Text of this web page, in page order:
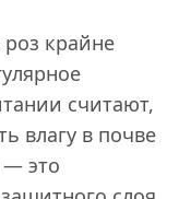
крайне
считают,
влагу в почве
это